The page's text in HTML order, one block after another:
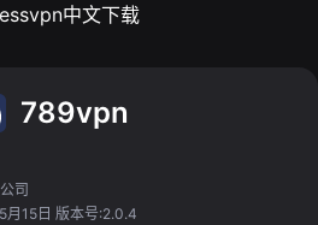
中文下载
789vpn
司
15日 版本号:2.0.4